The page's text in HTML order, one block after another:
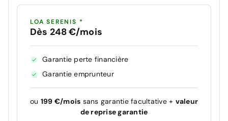
LOA SERENIS *
Dès 248 €/mois
Garantie perte financière
Garantie emprunteur
ou 199 €/mois sans garantie facultative + valeur
de reprise garantie